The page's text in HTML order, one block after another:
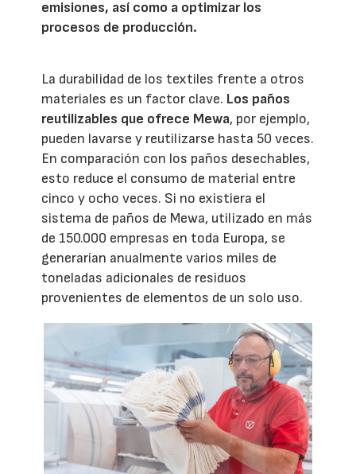
emisiones, así como a optimizar los
procesos de producción.
La durabilidad de los textiles frente a otros
materiales es un factor clave. Los paños
reutilizables que ofrece Mewa, por ejemplo,
pueden lavarse y reutilizarse hasta 50 veces.
En comparación con los paños desechables,
esto reduce el consumo de material entre
cinco y ocho veces. Si no existiera el
sistema de paños de Mewa, utilizado en más
de 150.000 empresas en toda Europa, se
generarían anualmente varios miles de
toneladas adicionales de residuos
provenientes de elementos de un solo uso.